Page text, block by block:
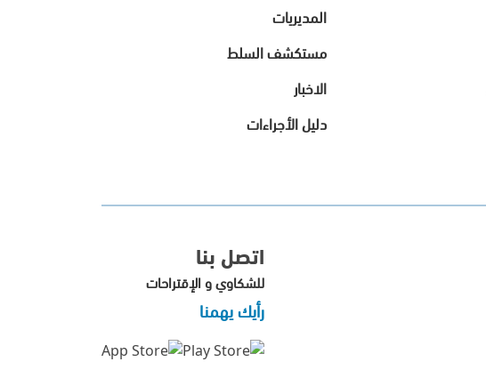
المديريات
مستكشف السلط
الاخبار
دليل الأجراءات
اتصل بنا
للشكاوي و الإقتراحات
رأيك يهمنا